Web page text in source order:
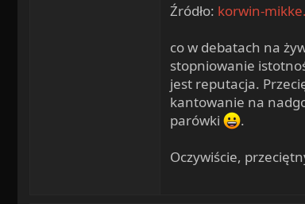
Źródło: korwin-
co w debatach na
stopniowanie
jest reputacja.
kantowanie na
parówki
.
Oczywiście,